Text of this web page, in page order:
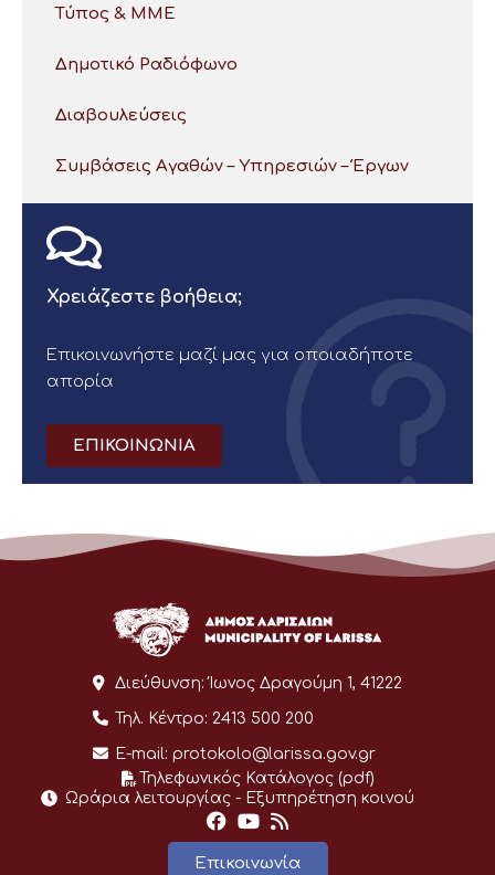
Τύπος & ΜΜΕ
Δημοτικό Ραδιόφωνο
Διαβουλεύσεις
Συμβάσεις Αγαθών – Υπηρεσιών – Έργων
Χρειάζεστε βοήθεια;
Επικοινωνήστε μαζί μας για οποιαδήποτε
απορία
ΕΠΙΚΟΙΝΩΝΙΑ
Διεύθυνση: Ίωνος Δραγούμη 1, 41222
Τηλ. Κέντρο: 2413 500 200
E-mail: protokolo@larissa.gov.gr
Τηλεφωνικός Κατάλογος (pdf)
Ωράρια λειτουργίας - Eξυπηρέτηση κοινού
Επικοινωνία